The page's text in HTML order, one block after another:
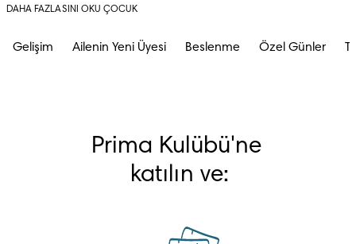
DAHA FAZLASINI OKU ÇOCUK
Gelişim Ailenin Yeni Üyesi Beslenme Özel Günler
Prima Kulübü'ne
katılın ve: